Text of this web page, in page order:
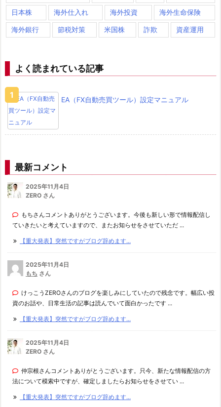
日本株 海外仕入れ 海外投資 海外生命保険
海外銀行 節税対策 米国株 詐欺 資産運用
よく読まれている記事
EA（FX自動売買ツール）設定マニュアル
最新コメント
2025年11月4日
ZERO さん
もちさんコメントありがとうございます。今後も新しい形で情報配信し
ていきたいと考えていますので、またお知らせをさせていただ ...
【重大発表】突然ですがブログ辞めます...
2025年11月4日
もち さん
けっこうZEROさんのブログを楽しみにしていたので残念です。幅広い投
資のお話や、日常生活の記事は読んでいて面白かったです ...
【重大発表】突然ですがブログ辞めます...
2025年11月4日
ZERO さん
仲宗根さんコメントありがとうございます。只今、新たな情報配信の方
法について模索中ですが、確定しましたらお知らせをさせてい ...
【重大発表】突然ですがブログ辞めます...